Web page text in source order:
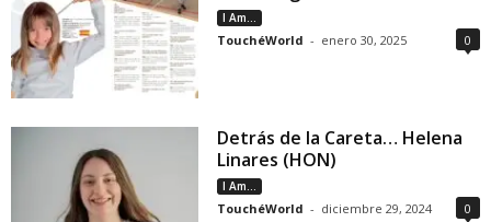
I Am...
TouchéWorld - enero 30, 2025 0
Detrás de la Careta… Helena
Linares (HON)
I Am...
TouchéWorld - diciembre 29, 2024 0